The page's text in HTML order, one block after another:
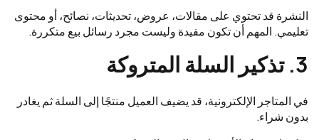
النشرة قد تحتوي على مقالات، عروض، تحديثات، نصائح، أو محتوى
تعليمي. المهم أن تكون مفيدة وليست مجرد رسائل بيع متكررة.
3. تذكير السلة المتروكة
في المتاجر الإلكترونية، قد يضيف العميل منتجًا إلى السلة ثم يغادر
بدون شراء.